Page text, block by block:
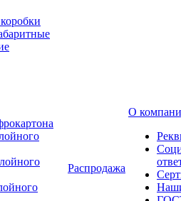
Распродажа
О